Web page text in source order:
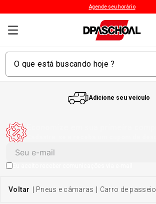
Agende seu horário
Adicione seu veículo
pneus e câmaras carro de passeio
2 º Kit Pneu